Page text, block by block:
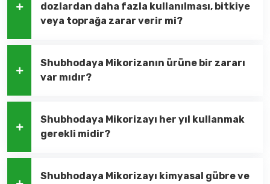
dozlardan daha fazla kullanılması, bitkiye
veya toprağa zarar verir mi?
Shubhodaya Mikorizanın ürüne bir zararı
var mıdır?
Shubhodaya Mikorizayı her yıl kullanmak
gerekli midir?
Shubhodaya Mikorizayı kimyasal gübre ve